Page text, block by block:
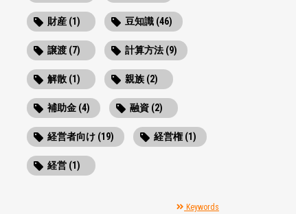
財産 (1) 豆知識 (46)
譲渡 (7) 計算方法 (9)
解散 (1) 親族 (2)
補助金 (4) 融資 (2)
経営者向け (19) 経営権 (1)
経営 (1)
Keywords